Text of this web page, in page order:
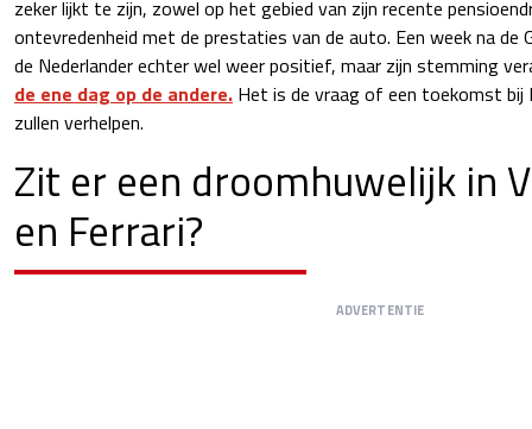
zeker lijkt te zijn, zowel op het gebied van zijn recente
ontevredenheid met de prestaties van de auto. Een week na de
de Nederlander echter wel weer positief, maar zijn stemming
de ene dag op de andere. Het is de vraag of een toekomst bij
zullen verhelpen.
Zit er een droomhuwelijk in
en Ferrari?
ADVERTENTIE